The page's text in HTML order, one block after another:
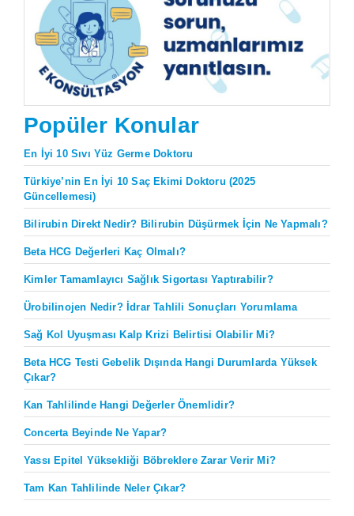
Popüler Konular
En İyi 10 Sıvı Yüz Germe Doktoru
Türkiye’nin En İyi 10 Saç Ekimi Doktoru (2025
Güncellemesi)
Bilirubin Direkt Nedir? Bilirubin Düşürmek İçin Ne Yapmalı?
Beta HCG Değerleri Kaç Olmalı?
Kimler Tamamlayıcı Sağlık Sigortası Yaptırabilir?
Ürobilinojen Nedir? İdrar Tahlili Sonuçları Yorumlama
Sağ Kol Uyuşması Kalp Krizi Belirtisi Olabilir Mi?
Beta HCG Testi Gebelik Dışında Hangi Durumlarda Yüksek
Çıkar?
Kan Tahlilinde Hangi Değerler Önemlidir?
Concerta Beyinde Ne Yapar?
Yassı Epitel Yüksekliği Böbreklere Zarar Verir Mi?
Tam Kan Tahlilinde Neler Çıkar?